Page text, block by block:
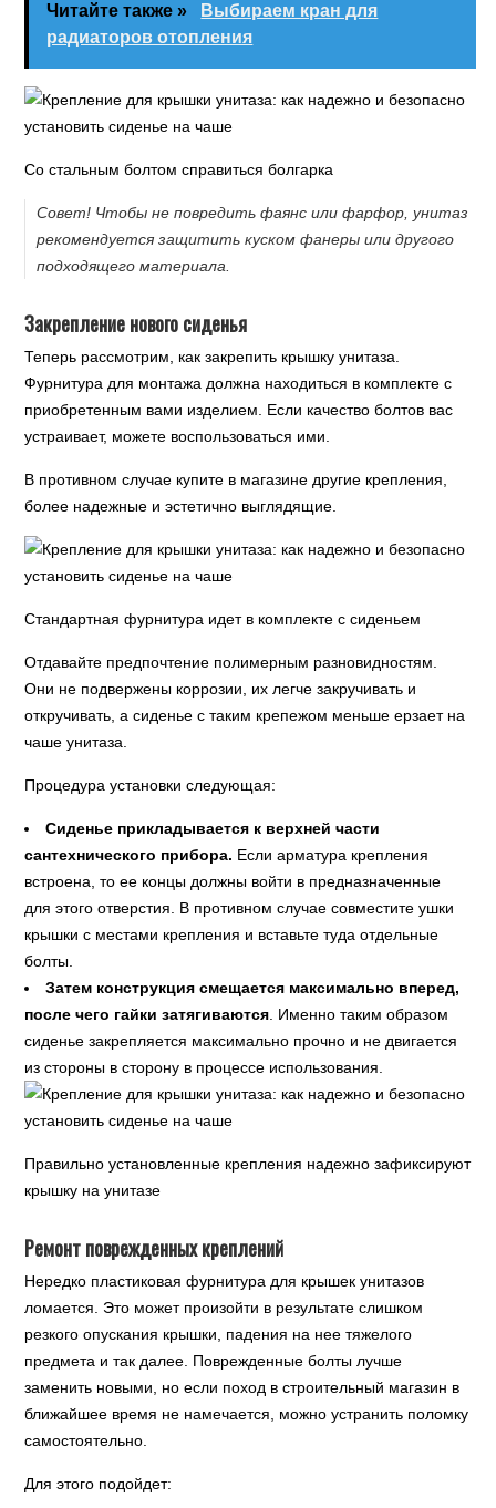
Читайте также »
Выбираем кран для
радиаторов отопления
Со стальным болтом справиться болгарка
Совет! Чтобы не повредить фаянс или фарфор, унитаз
рекомендуется защитить куском фанеры или другого
подходящего материала.
Закрепление нового сиденья
Теперь рассмотрим, как закрепить крышку унитаза.
Фурнитура для монтажа должна находиться в комплекте с
приобретенным вами изделием. Если качество болтов вас
устраивает, можете воспользоваться ими.
В противном случае купите в магазине другие крепления,
более надежные и эстетично выглядящие.
Стандартная фурнитура идет в комплекте с сиденьем
Отдавайте предпочтение полимерным разновидностям.
Они не подвержены коррозии, их легче закручивать и
откручивать, а сиденье с таким крепежом меньше ерзает на
чаше унитаза.
Процедура установки следующая:
Сиденье прикладывается к верхней части
сантехнического прибора. Если арматура крепления
встроена, то ее концы должны войти в предназначенные
для этого отверстия. В противном случае совместите ушки
крышки с местами крепления и вставьте туда отдельные
болты.
Затем конструкция смещается максимально вперед,
после чего гайки затягиваются . Именно таким образом
сиденье закрепляется максимально прочно и не двигается
из стороны в сторону в процессе использования.
Правильно установленные крепления надежно зафиксируют
крышку на унитазе
Ремонт поврежденных креплений
Нередко пластиковая фурнитура для крышек унитазов
ломается. Это может произойти в результате слишком
резкого опускания крышки, падения на нее тяжелого
предмета и так далее. Поврежденные болты лучше
заменить новыми, но если поход в строительный магазин в
ближайшее время не намечается, можно устранить поломку
самостоятельно.
Для этого подойдет: